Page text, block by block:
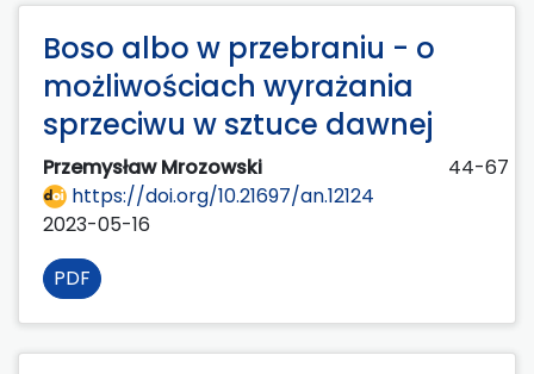
Boso albo w przebraniu - o
możliwościach wyrażania
sprzeciwu w sztuce dawnej
Przemysław Mrozowski
44-67
https://doi.org/10.21697/an.12124
2023-05-16
PDF